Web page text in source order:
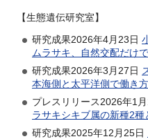
【生態遺伝研究室】
研究成果2026年4月23日
ムラサキ、自然交配だけ
研究成果2026年3月27日
本海側と太平洋側で働き
プレスリリース2026年1
ラサキシキブ属の新種2
研究成果2025年12月25日